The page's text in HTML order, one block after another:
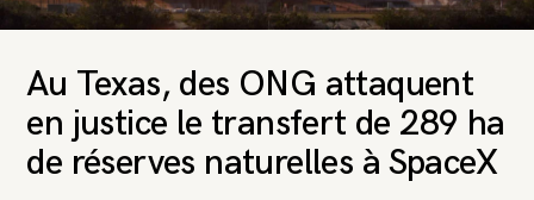
Au Texas, des ONG attaquent
en justice le transfert de 289 ha
de réserves naturelles à SpaceX